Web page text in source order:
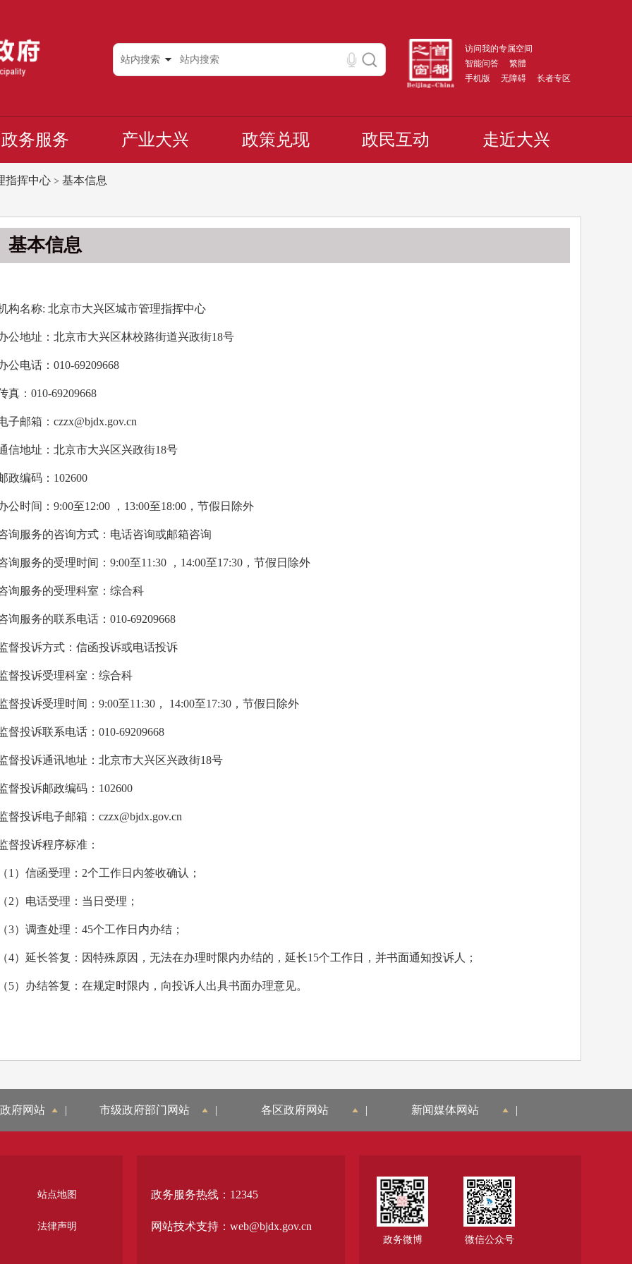
访问我的专属空间
智能问答
繁體
手机版
无障碍 长者专区
站内搜索
政务服务 产业大兴 政策兑现 政民互动 走近大兴
指挥中心 > 基本信息
基本信息
名称: 北京市大兴区城市管理指挥中心
地址：北京市大兴区林校路街道兴政街18号
电话：010-69209668
：010-69209668
邮箱：czzx@bjdx.gov.cn
地址：北京市大兴区兴政街18号
编码：102600
时间：9:00至12:00 ，13:00至18:00，节假日除外
服务的咨询方式：电话咨询或邮箱咨询
服务的受理时间：9:00至11:30 ，14:00至17:30，节假日除外
服务的受理科室：综合科
服务的联系电话：010-69209668
投诉方式：信函投诉或电话投诉
投诉受理科室：综合科
投诉受理时间：9:00至11:30， 14:00至17:30，节假日除外
投诉联系电话：010-69209668
投诉通讯地址：北京市大兴区兴政街18号
投诉邮政编码：102600
投诉电子邮箱：czzx@bjdx.gov.cn
投诉程序标准：
信函受理：2个工作日内签收确认；
电话受理：当日受理；
调查处理：45个工作日内办结；
延长答复：因特殊原因，无法在办理时限内办结的，延长15个工作日，并书面通知投诉人；
办结答复：在规定时限内，向投诉人出具书面办理意见。
府网站 | 市级政府部门网站 | 各区政府网站 | 新闻媒体网站 |
站点地图
法律声明
政务服务热线：12345
网站技术支持：web@bjdx.gov.cn
政务微博 微信公众号